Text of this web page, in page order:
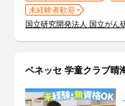
未経験者歓迎
国立研究開発法人 国立がん
ベネッセ 学童クラブ晴